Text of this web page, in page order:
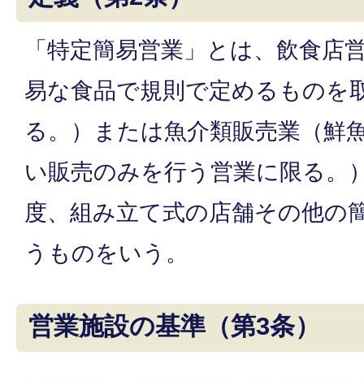
「特定簡易営業」とは、飲食店
易な食品で規則で定めるものを
る。）または魚介類販売業（鮮
い販売のみを行う営業に限る。
度、組み立て式の店舗その他の
うものをいう。
営業施設の基準（第3条）